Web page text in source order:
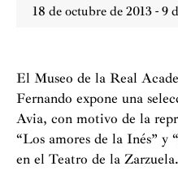
18 de octubre de 2013 - 9
El Museo de la Real
Fernando expone una
Avia, con motivo de la
“Los amores de la Inés” y
en el Teatro de la Zarzuela.